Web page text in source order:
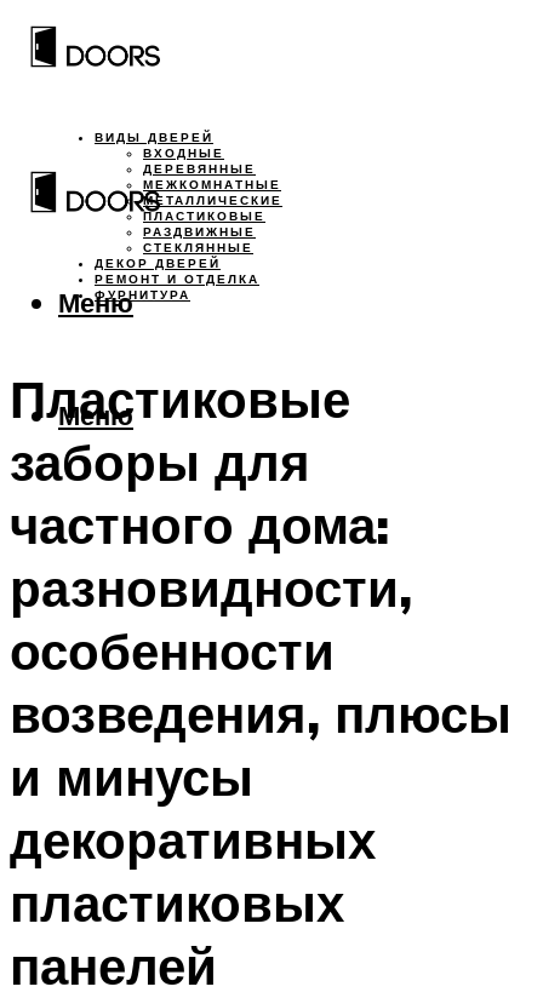
ВИДЫ ДВЕРЕЙ
ВХОДНЫЕ
ДЕРЕВЯННЫЕ
МЕЖКОМНАТНЫЕ
МЕТАЛЛИЧЕСКИЕ
ПЛАСТИКОВЫЕ
РАЗДВИЖНЫЕ
СТЕКЛЯННЫЕ
ДЕКОР ДВЕРЕЙ
РЕМОНТ И ОТДЕЛКА
ФУРНИТУРА
Меню
Меню
Пластиковые
заборы для
частного дома:
разновидности,
особенности
возведения, плюсы
и минусы
декоративных
пластиковых
панелей